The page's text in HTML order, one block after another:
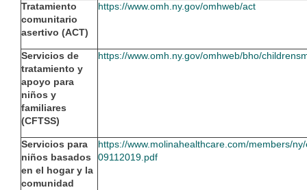
Tratamiento
comunitario
asertivo (ACT)
https://www.omh.ny.gov/omhweb/act
Servicios de
tratamiento y
apoyo para
niños y
familiares
(CFTSS)
https://www.omh.ny.gov/omhweb/bho/
Servicios para
niños basados
en el hogar y la
comunidad
https://www.molinahealthcare.com/members/
09112019.pdf